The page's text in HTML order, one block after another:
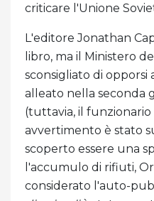
criticare l'Unione
L'editore Jonathan
libro, ma il Ministero
sconsigliato di opporsi
alleato nella seconda
(tuttavia, il
avvertimento è stato
scoperto essere una
l'accumulo di rifiuti,
considerato l'auto-